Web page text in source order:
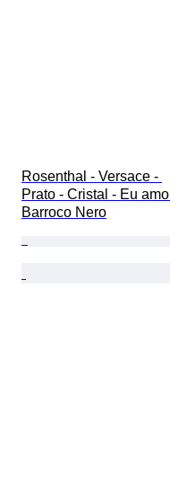
Rosenthal - Versace -
Prato - Cristal - Eu amo
Barroco Nero